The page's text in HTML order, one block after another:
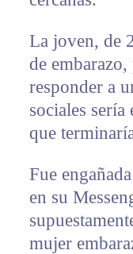
La joven, de
de
responder a
sociales
que
Fue
en su
mujer